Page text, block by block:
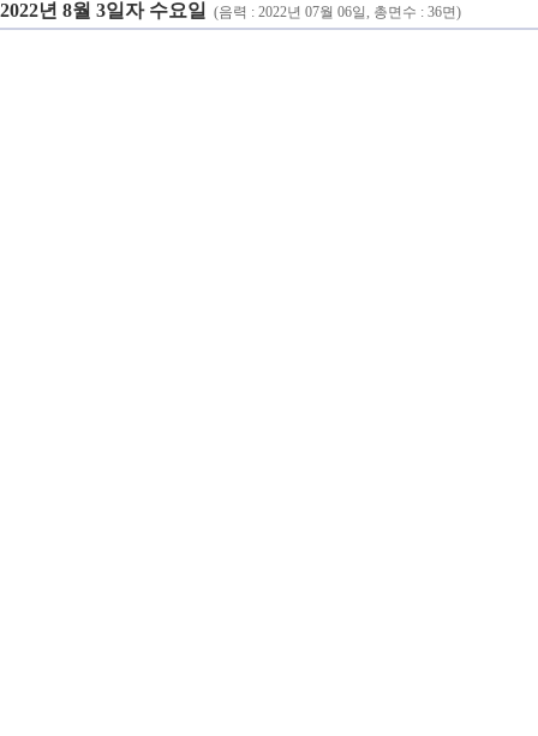
2022년 8월 3일자 수요일 (음력 : 2022년 07월 06일, 총면수 : 36면)